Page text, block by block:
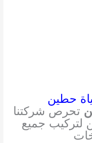
حطين
تحرص شركتنا
لتركيب جميع